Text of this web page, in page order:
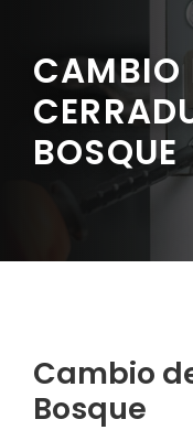
CAMBIO
BOSQUE
Cambio
Bosque